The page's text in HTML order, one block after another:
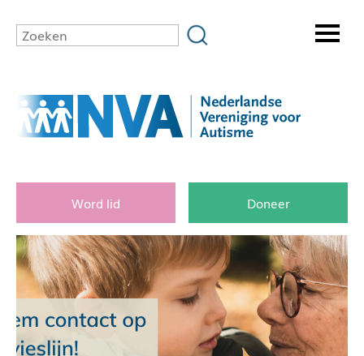
Word lid Doneer